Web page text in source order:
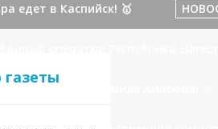
едет в Каспийск! 🥇
История Шамиля Амирова!